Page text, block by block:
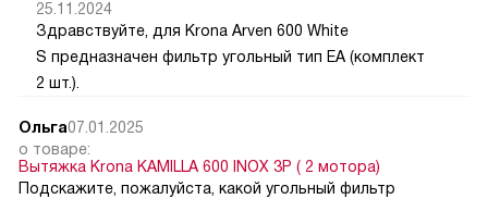
25.11.2024
Здравствуйте, для Krona Arven 600 White
S предназначен фильтр угольный тип EA (комплект
2 шт.).
Ольга07.01.2025
о товаре:
Вытяжка Krona KAMILLA 600 INOX 3P ( 2 мотора)
Подскажите, пожалуйста, какой угольный фильтр